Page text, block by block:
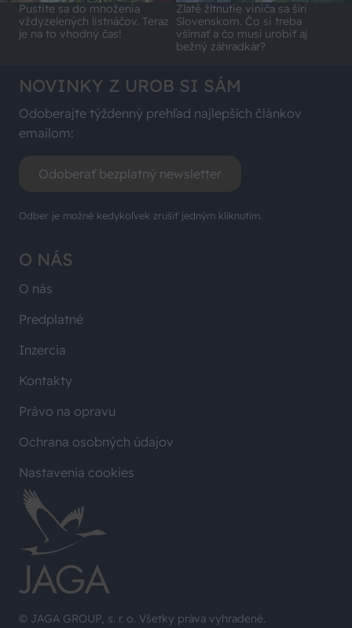
Pustite sa do množenia
vždyzelených listnáčov. Teraz
je na to vhodný čas!
Zlaté žltnutie viniča sa šíri
Slovenskom. Čo si treba
všímať a čo musí urobiť aj
bežný záhradkár?
© JAGA GROUP, s. r. o. Všetky práva vyhradené.
O NÁS
O nás
Predplatné
Inzercia
Kontakty
Právo na opravu
Ochrana osobných údajov
Nastavenia cookies
NOVINKY Z UROB SI SÁM
Odoberajte týždenný prehľad najlepších článkov
emailom:
Odoberať bezplatný newsletter
Odber je možné kedykoľvek zrušiť jedným kliknutím.